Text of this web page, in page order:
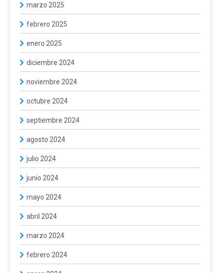
marzo 2025
febrero 2025
enero 2025
diciembre 2024
noviembre 2024
octubre 2024
septiembre 2024
agosto 2024
julio 2024
junio 2024
mayo 2024
abril 2024
marzo 2024
febrero 2024